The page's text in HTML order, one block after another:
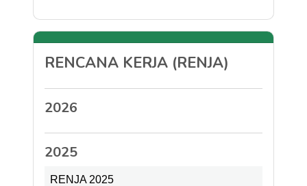
RENCANA KERJA (RENJA)
2026
2025
RENJA 2025